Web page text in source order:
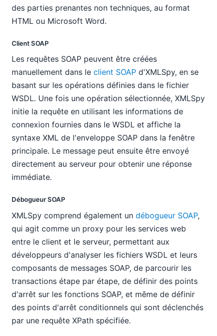
des parties prenantes non techniques, au format
HTML ou Microsoft Word.
Client SOAP
Les requêtes SOAP peuvent être créées
manuellement dans le client SOAP d'XMLSpy, en se
basant sur les opérations définies dans le fichier
WSDL. Une fois une opération sélectionnée, XMLSpy
initie la requête en utilisant les informations de
connexion fournies dans le WSDL et affiche la
syntaxe XML de l'enveloppe SOAP dans la fenêtre
principale. Le message peut ensuite être envoyé
directement au serveur pour obtenir une réponse
immédiate.
Débogueur SOAP
XMLSpy comprend également un débogueur SOAP,
qui agit comme un proxy pour les services web
entre le client et le serveur, permettant aux
développeurs d'analyser les fichiers WSDL et leurs
composants de messages SOAP, de parcourir les
transactions étape par étape, de définir des points
d'arrêt sur les fonctions SOAP, et même de définir
des points d'arrêt conditionnels qui sont déclenchés
par une requête XPath spécifiée.